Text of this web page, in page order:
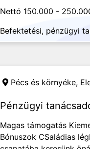
Nettó 150.000 -
Befektetési, pénzügyi
Pécs és környéke,
Pénzügyi
Magas támogatás
Bónuszok CSaládias